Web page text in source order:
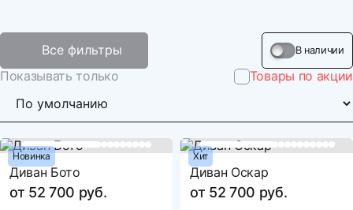
Все фильтры В наличии
Показывать только Товары по акции
Новинка
Диван Бото
от 52 700 руб.
Хит
Диван Оскар
от 52 700 руб.